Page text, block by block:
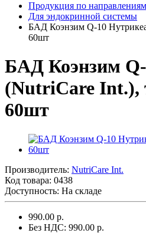
Продукция по направлениям
Для эндокринной системы
БАД Коэнзим Q-10
60шт
БАД Коэнзим
(NutriCare Int.),
60шт
Производитель: NutriCare Int.
Код товара: 0438
Доступность: На складе
990.00 р.
Без НДС: 990.00 р.